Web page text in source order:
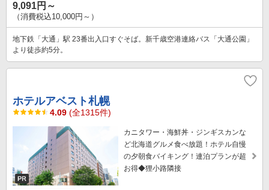
9,091円～
（消費税込10,000円～）
地下鉄「大通」駅 23番出入口すぐそば。新千歳空港連絡バス「大通公園」
より徒歩約5分。
ホテルアベスト札幌
4.09 (全1315件)
カニタワー・海鮮丼・ジンギスカンな
ど北海道グルメ食べ放題！ホテル自慢
の夕朝食バイキング！連泊プランが超
お得◆狸小路隣接